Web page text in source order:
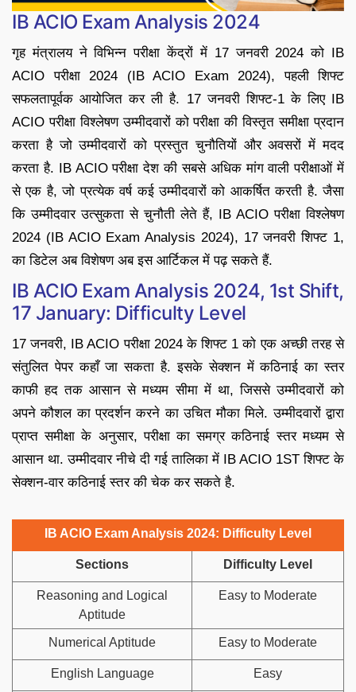
IB ACIO Exam Analysis 2024
गृह मंत्रालय ने विभिन्न परीक्षा केंद्रों में 17 जनवरी 2024 को IB
ACIO परीक्षा 2024 (IB ACIO Exam 2024), पहली शिफ्ट
सफलतापूर्वक आयोजित कर ली है. 17 जनवरी शिफ्ट-1 के लिए IB
ACIO परीक्षा विश्लेषण उम्मीदवारों को परीक्षा की विस्तृत समीक्षा प्रदान
करता है जो उम्मीदवारों को प्रस्तुत चुनौतियों और अवसरों में मदद
करता है. IB ACIO परीक्षा देश की सबसे अधिक मांग वाली परीक्षाओं में
से एक है, जो प्रत्येक वर्ष कई उम्मीदवारों को आकर्षित करती है. जैसा
कि उम्मीदवार उत्सुकता से चुनौती लेते हैं, IB ACIO परीक्षा विश्लेषण
2024 (IB ACIO Exam Analysis 2024), 17 जनवरी शिफ्ट 1,
का डिटेल अब विशेषण अब इस आर्टिकल में पढ़ सकते हैं.
IB ACIO Exam Analysis 2024, 1st Shift,
17 January: Difficulty Level
17 जनवरी, IB ACIO परीक्षा 2024 के शिफ्ट 1 को एक अच्छी तरह से
संतुलित पेपर कहाँ जा सकता है. इसके सेक्शन में कठिनाई का स्तर
काफी हद तक आसान से मध्यम सीमा में था, जिससे उम्मीदवारों को
अपने कौशल का प्रदर्शन करने का उचित मौका मिले. उम्मीदवारों द्वारा
प्राप्त समीक्षा के अनुसार, परीक्षा का समग्र कठिनाई स्तर मध्यम से
आसान था. उम्मीदवार नीचे दी गई तालिका में IB ACIO 1ST शिफ्ट के
सेक्शन-वार कठिनाई स्तर की चेक कर सकते है.
IB ACIO Exam Analysis 2024: Difficulty Level
Sections Difficulty Level
Reasoning and Logical
Aptitude
Easy to Moderate
Numerical Aptitude Easy to Moderate
English Language Easy